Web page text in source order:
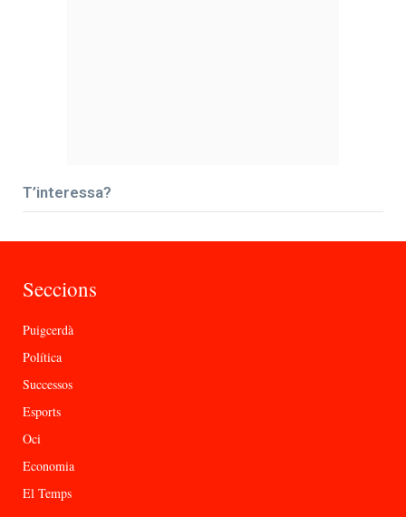
T’interessa?
Seccions
Puigcerdà
Política
Successos
Esports
Oci
Economia
El Temps